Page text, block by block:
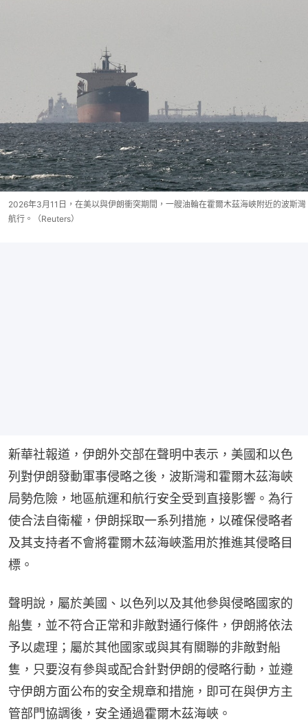
2026年3月11日，在美以與伊朗衝突期間，一艘油輪在霍爾木茲海峽附近的波斯灣
航行。（Reuters）
新華社報道，伊朗外交部在聲明中表示，美國和以色
列對伊朗發動軍事侵略之後，波斯灣和霍爾木茲海峽
局勢危險，地區航運和航行安全受到直接影響。為行
使合法自衛權，伊朗採取一系列措施，以確保侵略者
及其支持者不會將霍爾木茲海峽濫用於推進其侵略目
標。
聲明說，屬於美國、以色列以及其他參與侵略國家的
船隻，並不符合正常和非敵對通行條件，伊朗將依法
予以處理；屬於其他國家或與其有關聯的非敵對船
隻，只要沒有參與或配合針對伊朗的侵略行動，並遵
守伊朗方面公布的安全規章和措施，即可在與伊方主
管部門協調後，安全通過霍爾木茲海峽。